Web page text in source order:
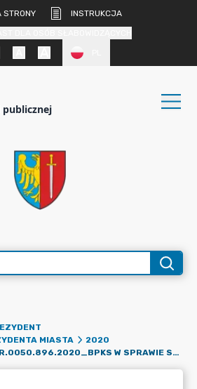
STRONY
INSTRUKCJA
MIASTA
2020
OR.0050.896.2020_BPKS W SPRAWIE SFINANSOWANIA KOSZTÓW OPRACOWANIE I WYTWORZENIE MATERIAŁU FILMOWEGO, ZWIĄZANEGO Z AKCJĄ INFORMACYJNO - EDUKACYJNĄ ,, BEZPIECZNY SK8PARK''.